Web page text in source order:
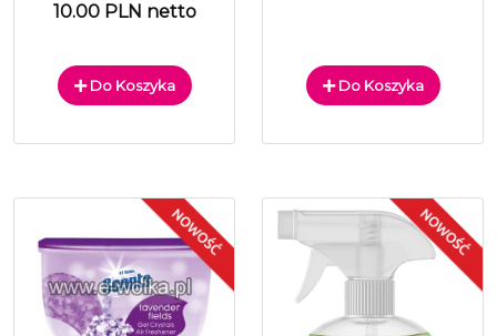
10.00 PLN netto
Do Koszyka Do Koszyka